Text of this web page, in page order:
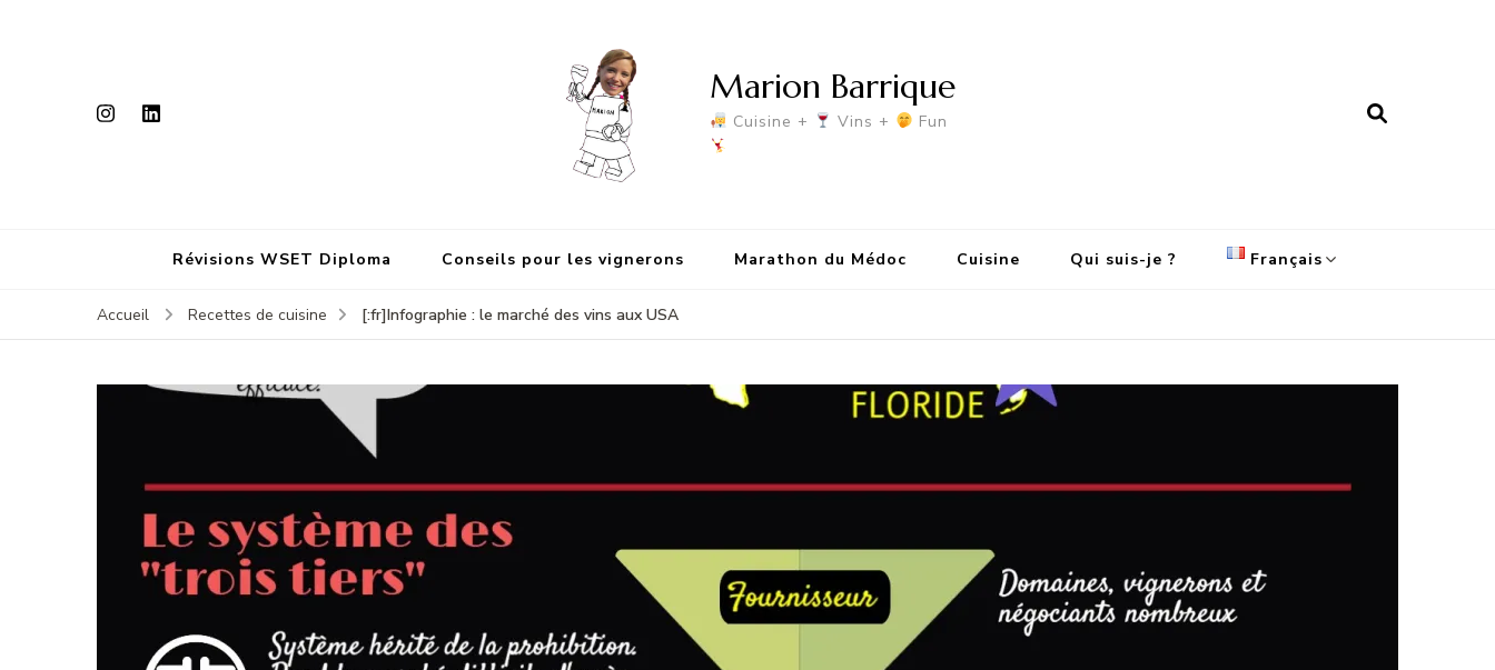
Marion Barrique
Cuisine + Vins + Fun
Révisions WSET Diploma Conseils pour les vignerons Marathon du Médoc Cuisine Qui suis-je ? Français
Français
Accueil Recettes de cuisine [:fr]Infographie : le marché des vins aux USA